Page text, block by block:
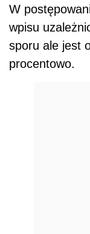
W
wpisu
sporu ale jest
procentowo.